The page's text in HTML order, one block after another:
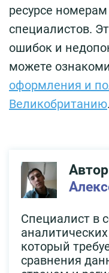
ресурсе
специалистов.
ошибок и
можете
оформления и
Великобританию.
Специалист в
который
сравнения